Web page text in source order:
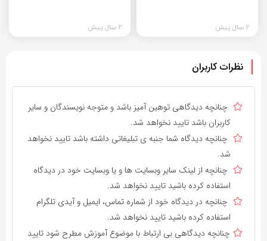
2 سال پیش 2 سال پیش
نظرات کاربران
چنانچه دیدگاهی توهین آمیز باشد و متوجه نویسندگان و سایر
کاربران باشد تایید نخواهد شد.
چنانچه دیدگاه شما جنبه ی تبلیغاتی داشته باشد تایید نخواهد
شد.
چنانچه از لینک سایر وبسایت ها و یا وبسایت خود در دیدگاه
استفاده کرده باشید تایید نخواهد شد.
چنانچه در دیدگاه خود از شماره تماس، ایمیل و آیدی تلگرام
استفاده کرده باشید تایید نخواهد شد.
چنانچه دیدگاهی بی ارتباط با موضوع آموزش مطرح شود تایید